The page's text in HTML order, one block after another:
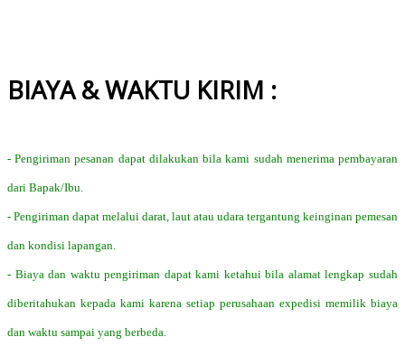
BIAYA & WAKTU KIRIM :
- Pengiriman pesanan dapat dilakukan bila kami sudah menerima pembayaran
dari Bapak/Ibu.
- Pengiriman dapat melalui darat, laut atau udara tergantung keinginan pemesan
dan kondisi lapangan.
- Biaya dan waktu pengiriman dapat kami ketahui bila alamat lengkap sudah
diberitahukan kepada kami karena setiap perusahaan expedisi memilik biaya
dan waktu sampai yang berbeda.